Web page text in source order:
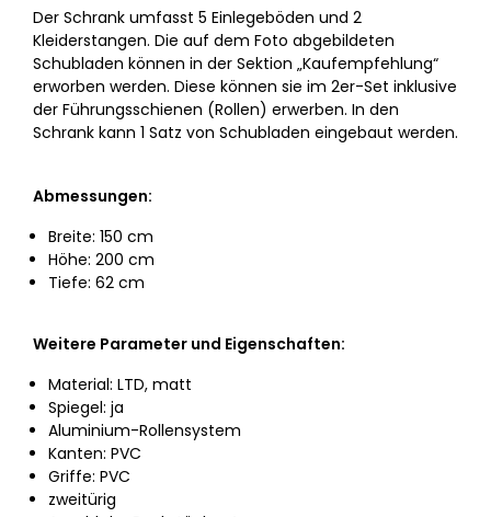
Der Schrank umfasst 5 Einlegeböden und 2
Kleiderstangen. Die auf dem Foto abgebildeten
Schubladen können in der Sektion „Kaufempfehlung“
erworben werden. Diese können sie im 2er-Set inklusive
der Führungsschienen (Rollen) erwerben. In den
Schrank kann 1 Satz von Schubladen eingebaut werden.
Abmessungen:
Breite: 150 cm
Höhe: 200 cm
Tiefe: 62 cm
Weitere Parameter und Eigenschaften:
Material: LTD, matt
Spiegel: ja
Aluminium-Rollensystem
Kanten: PVC
Griffe: PVC
zweitürig